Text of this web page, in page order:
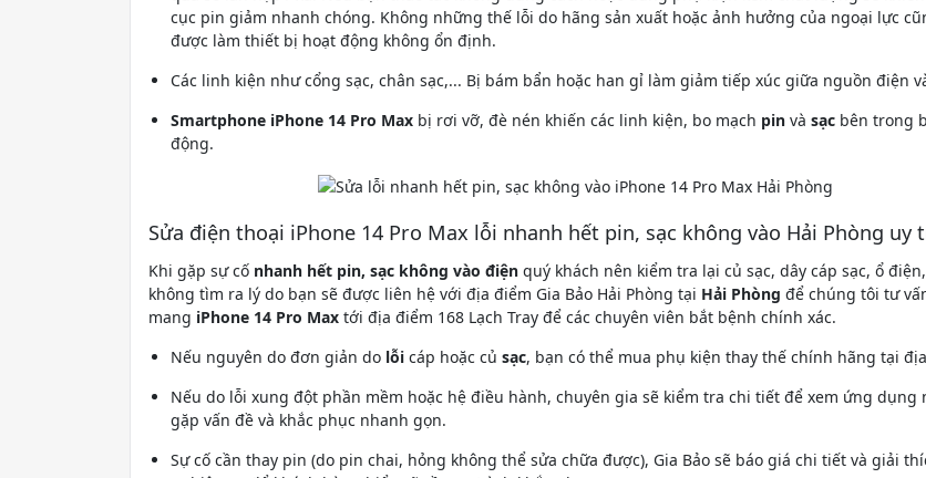
cục pin giảm nhanh chóng. Không những thế lỗi do hãng sản xuất hoặc ảnh hưởng của ngoại lực
được làm thiết bị hoạt động không ổn định.
Các linh kiện như cổng sạc, chân sạc,... Bị bám bẩn hoặc han gỉ làm giảm tiếp xúc giữa nguồn điện
Smartphone iPhone 14 Pro Max bị rơi vỡ, đè nén khiến các linh kiện, bo mạch pin và sạc bên trong
động.
Sửa điện thoại iPhone 14 Pro Max lỗi nhanh hết pin, sạc không vào Hải Phòng uy
Khi gặp sự cố nhanh hết pin, sạc không vào điện quý khách nên kiểm tra lại củ sạc, dây cáp sạc, ổ
không tìm ra lý do bạn sẽ được liên hệ với địa điểm Gia Bảo Hải Phòng tại Hải Phòng để chúng tôi tư
mang iPhone 14 Pro Max tới địa điểm 168 Lạch Tray để các chuyên viên bắt bệnh chính xác.
Nếu nguyên do đơn giản do lỗi cáp hoặc củ sạc, bạn có thể mua phụ kiện thay thế chính hãng tại
Nếu do lỗi xung đột phần mềm hoặc hệ điều hành, chuyên gia sẽ kiểm tra chi tiết để xem ứng dụng
gặp vấn đề và khắc phục nhanh gọn.
Sự cố cần thay pin (do pin chai, hỏng không thể sửa chữa được), Gia Bảo sẽ báo giá chi tiết và giải